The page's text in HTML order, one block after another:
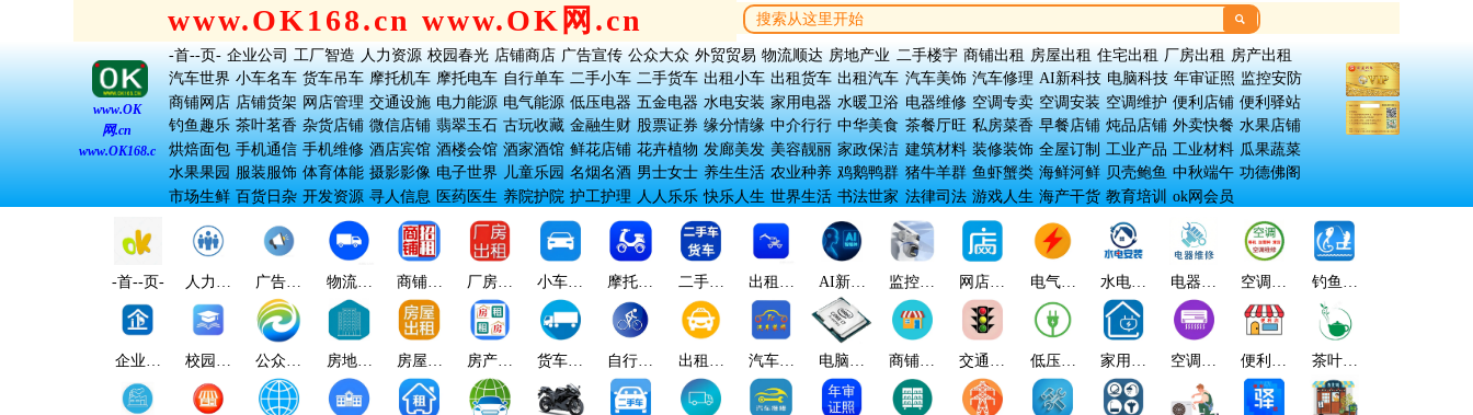
www.OK168.cn www.OK网.cn 
www.OK
网.cn
www.OK168.cn
-首--页- 企业公司 工厂智造 人力资源 校园春光 店铺商店 广告宣传 公众大众 外贸贸易 物流顺达 房地产业 二手楼宇 商铺出租 房屋出租 住宅出租 厂房出租 房产出租
汽车世界 小车名车 货车吊车 摩托机车 摩托电车 自行单车 二手小车 二手货车 出租小车 出租货车 出租汽车 汽车美饰 汽车修理 AI新科技 电脑科技 年审证照 监控安防
商铺网店 店铺货架 网店管理 交通设施 电力能源 电气能源 低压电器 五金电器 水电安装 家用电器 水暖卫浴 电器维修 空调专卖 空调安装 空调维护 便利店铺 便利驿站
钓鱼趣乐 茶叶茗香 杂货店铺 微信店铺 翡翠玉石 古玩收藏 金融生财 股票证券 缘分情缘 中介行行 中华美食 茶餐厅旺 私房菜香 早餐店铺 炖品店铺 外卖快餐 水果店铺
烘焙面包 手机通信 手机维修 酒店宾馆 酒楼会馆 酒家酒馆 鲜花店铺 花卉植物 发廊美发 美容靓丽 家政保洁 建筑材料 装修装饰 全屋订制 工业产品 工业材料 瓜果蔬菜
水果果园 服装服饰 体育体能 摄影影像 电子世界 儿童乐园 名烟名酒 男士女士 养生生活 农业种养 鸡鹅鸭群 猪牛羊群 鱼虾蟹类 海鲜河鲜 贝壳鲍鱼 中秋端午 功德佛阁
市场生鲜 百货日杂 开发资源 寻人信息 医药医生 养院护院 护工护理 人人乐乐 快乐人生 世界生活 书法世家 法律司法 游戏人生 海产干货 教育培训 ok网会员
-首--页-
企业公
司
人力资
源
校园春
光
广告宣
传
公众大
众
物流顺
达
房地产
业
商铺出
租
房屋出
租
厂房出
租
房产出
租
小车名
车
货车吊
车
摩托电
车
自行单
车
二手货
车
出租小
车
出租汽
车
汽车美
饰
AI新科
技
电脑科
技
监控安
防
商铺网
店
网店管
理
交通设
施
电气能
源
低压电
器
水电安
装
家用电
器
电器维
修
空调专
卖
空调维
护
便利店
铺
钓鱼趣
茶叶茗
香